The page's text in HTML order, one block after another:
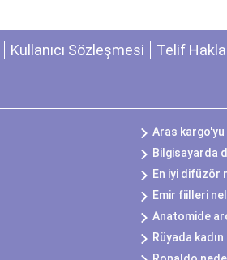
Kullanıcı Sözleşmesi Telif
Aras kargo'yu
Bilgisayarda
En iyi difüzör
Emir fiilleri
Anatomide
Rüyada